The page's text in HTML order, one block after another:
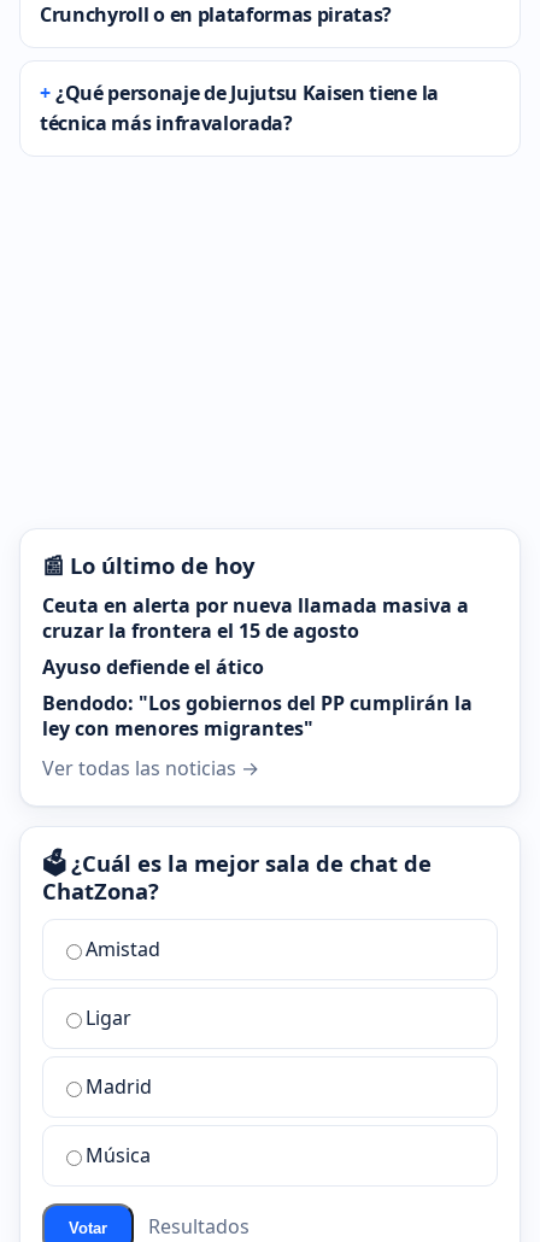
Crunchyroll o en plataformas piratas?
¿Qué personaje de Jujutsu Kaisen tiene la
técnica más infravalorada?
📰 Lo último de hoy
Ceuta en alerta por nueva llamada masiva a
cruzar la frontera el 15 de agosto
Ayuso defiende el ático
Bendodo: "Los gobiernos del PP cumplirán la
ley con menores migrantes"
Ver todas las noticias →
🗳️ ¿Cuál es la mejor sala de chat de
ChatZona?
¿Cuál
la
mejor
sala
chat
ChatZona?
Amistad
Ligar
Madrid
Música
Votar Resultados